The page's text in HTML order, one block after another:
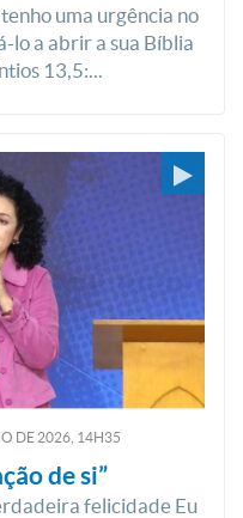
uma urgência no
lo a abrir a sua Bíblia
13,5:...
DE 2026, 14H35
de si”
felicidade Eu